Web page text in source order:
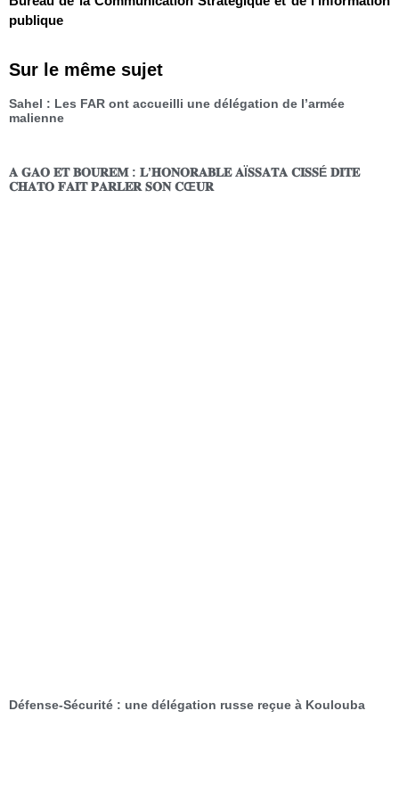
publique
Sur le même sujet
Sahel : Les FAR ont accueilli une délégation de l’armée
malienne
𝐀 𝐆𝐀𝐎 𝐄𝐓 𝐁𝐎𝐔𝐑𝐄𝐌 : 𝐋’𝐇𝐎𝐍𝐎𝐑𝐀𝐁𝐋𝐄 𝐀Ï𝐒𝐒𝐀𝐓𝐀 𝐂𝐈𝐒𝐒É 𝐃𝐈𝐓𝐄
𝐂𝐇𝐀𝐓𝐎 𝐅𝐀𝐈𝐓 𝐏𝐀𝐑𝐋𝐄𝐑 𝐒𝐎𝐍 𝐂Œ𝐔𝐑
Défense-Sécurité : une délégation russe reçue à Koulouba